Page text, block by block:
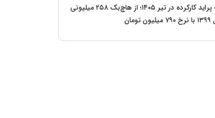
قیمت پراید کارکرده در تیر ۱۴۰۵؛ از هاچ‌بک ۲۵۸ میلیونی